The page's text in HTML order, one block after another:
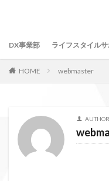
DX事業部 ライフスタイル
HOME webmaster
AUTHOR